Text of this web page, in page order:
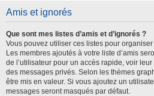
Amis et ignorés
Que sont mes listes d’amis et d’ignorés ?
Vous pouvez utiliser ces listes pour
Les membres ajoutés à votre liste d’amis
de l’utilisateur pour un accès rapide, voir
des messages privés. Selon les thèmes
être mis en valeur. Si vous ajoutez un
messages seront masqués par défaut.